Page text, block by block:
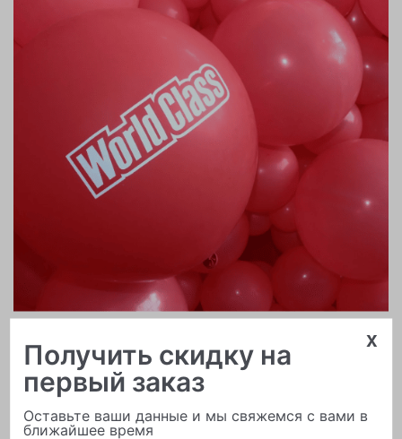
x
Получить скидку на
первый заказ
Оставьте ваши данные и мы свяжемся с вами в
ближайшее время